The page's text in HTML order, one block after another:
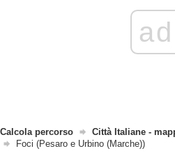
ad
Calcola percorso
Città Italiane -
Foci (Pesaro e Urbino (Marche))